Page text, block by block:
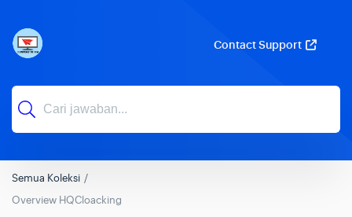
Contact Support
Semua Koleksi
Overview HQCloacking